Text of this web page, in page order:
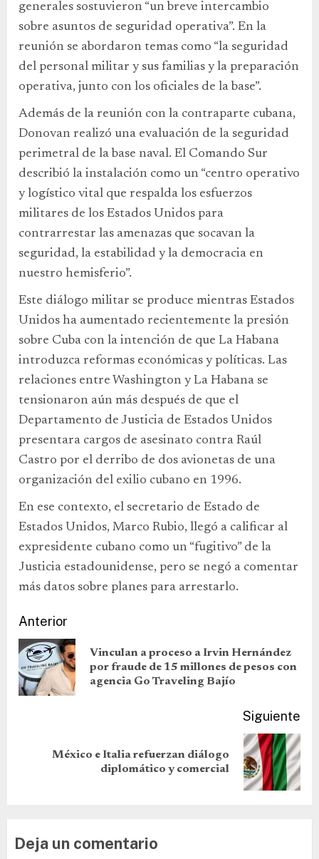
generales sostuvieron “un breve intercambio
sobre asuntos de seguridad operativa”. En la
reunión se abordaron temas como “la seguridad
del personal militar y sus familias y la preparación
operativa, junto con los oficiales de la base”.
Además de la reunión con la contraparte cubana,
Donovan realizó una evaluación de la seguridad
perimetral de la base naval. El Comando Sur
describió la instalación como un “centro operativo
y logístico vital que respalda los esfuerzos
militares de los Estados Unidos para
contrarrestar las amenazas que socavan la
seguridad, la estabilidad y la democracia en
nuestro hemisferio”.
Este diálogo militar se produce mientras Estados
Unidos ha aumentado recientemente la presión
sobre Cuba con la intención de que La Habana
introduzca reformas económicas y políticas. Las
relaciones entre Washington y La Habana se
tensionaron aún más después de que el
Departamento de Justicia de Estados Unidos
presentara cargos de asesinato contra Raúl
Castro por el derribo de dos avionetas de una
organización del exilio cubano en 1996.
En ese contexto, el secretario de Estado de
Estados Unidos, Marco Rubio, llegó a calificar al
expresidente cubano como un “fugitivo” de la
Justicia estadounidense, pero se negó a comentar
más datos sobre planes para arrestarlo.
Anterior
Vinculan a proceso a Irvin Hernández
por fraude de 15 millones de pesos con
agencia Go Traveling Bajío
Siguiente
México e Italia refuerzan diálogo
diplomático y comercial
Deja un comentario